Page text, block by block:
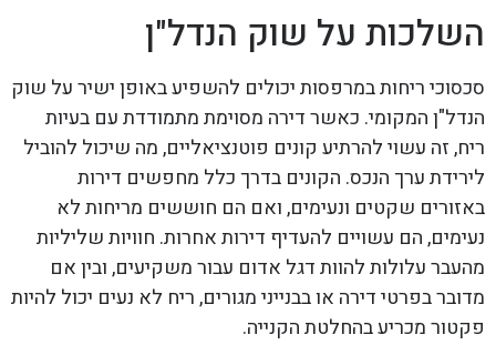
השלכות על שוק הנדל"ן
סכסוכי ריחות במרפסות יכולים להשפיע באופן ישיר על שוק
הנדל"ן המקומי. כאשר דירה מסוימת מתמודדת עם בעיות
ריח, זה עשוי להרתיע קונים פוטנציאליים, מה שיכול להוביל
לירידת ערך הנכס. הקונים בדרך כלל מחפשים דירות
באזורים שקטים ונעימים, ואם הם חוששים מריחות לא
נעימים, הם עשויים להעדיף דירות אחרות. חוויות שליליות
מהעבר עלולות להוות דגל אדום עבור משקיעים, ובין אם
מדובר בפרטי דירה או בבנייני מגורים, ריח לא נעים יכול להיות
פקטור מכריע בהחלטת הקנייה.